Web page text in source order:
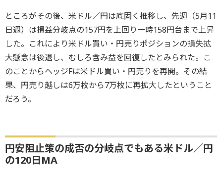
ところがその後、米ドル／円は底固く推移し、先週（5月11
日週）は損益分岐点の157円を上回り一時158円台まで上昇
した。これにより米ドル買い・円売りポジションの損失拡
大懸念は後退し、むしろ含み益を回復したとみられた。こ
のことからヘッジFは米ドル買い・円売りを再開。その結
果、円売り越しは6万枚から7万枚に再拡大したということ
だろう。
円安阻止策の成否の分岐点でもある米ドル／円
の120日MA